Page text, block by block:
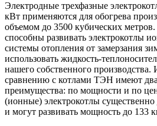
Электродные трехфазные
кВт применяются для обогрева
объемом до 3500 кубических
способны развивать электрокотлы
системы отопления от замерзания
использовать жидкость-
нашего собственного
сравнению с котлами ТЭН имеют
преимущества: по мощности и по
(ионные) электрокотлы
и могут развивать мощность до 133